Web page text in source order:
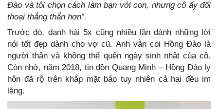
Đào và tôi chọn cách làm bạn với con, nhưng cô ấy đối
thoại thẳng thắn hơn”.
Trước đó, danh hài 5x cũng nhiều lần dành những lời
nói tốt đẹp dành cho vợ cũ. Anh vẫn coi Hồng Đào là
người thân và không thể quên ngày sinh nhật của cô.
Còn nhớ, năm 2018, tin đồn Quang Minh – Hồng Đào ly
hôn đã rộ trên khắp mặt báo tuy nhiên cả hai đều im
lặng.